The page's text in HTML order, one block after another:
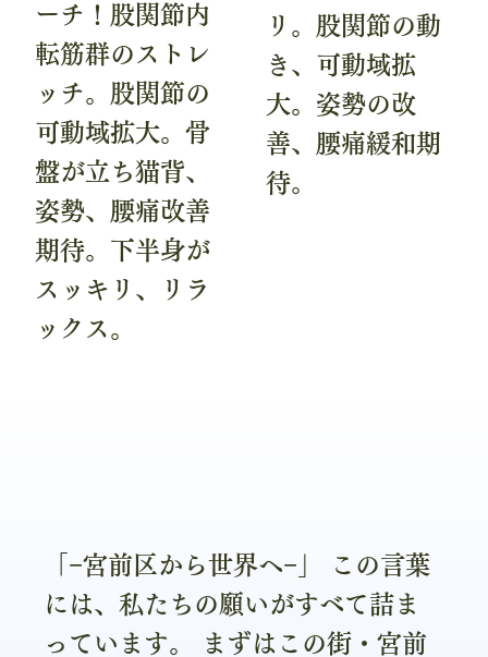
ーチ！股関節内
転筋群のストレ
ッチ。股関節の
可動域拡大。骨
盤が立ち猫背、
姿勢、腰痛改善
期待。下半身が
スッキリ、リラ
ックス。
リ。股関節の動
き、可動域拡
大。姿勢の改
善、腰痛緩和期
待。
「−宮前区から世界へ−」 この言葉
には、私たちの願いがすべて詰ま
っています。 まずはこの街・宮前